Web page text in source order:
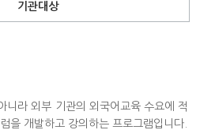
기관대상
니라 외부 기관의 외국어교육 수요에 적
을 개발하고 강의하는 프로그램입니다.